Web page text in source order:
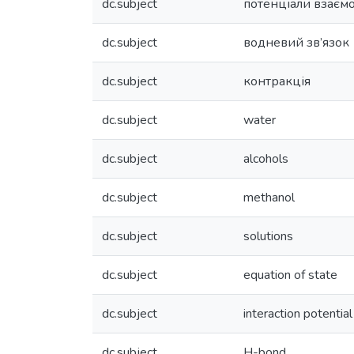
dc.subject потенціали
dc.subject водневий зв’язок
dc.subject контракція
dc.subject water
dc.subject alcohols
dc.subject methanol
dc.subject solutions
dc.subject equation of state
dc.subject interaction potential